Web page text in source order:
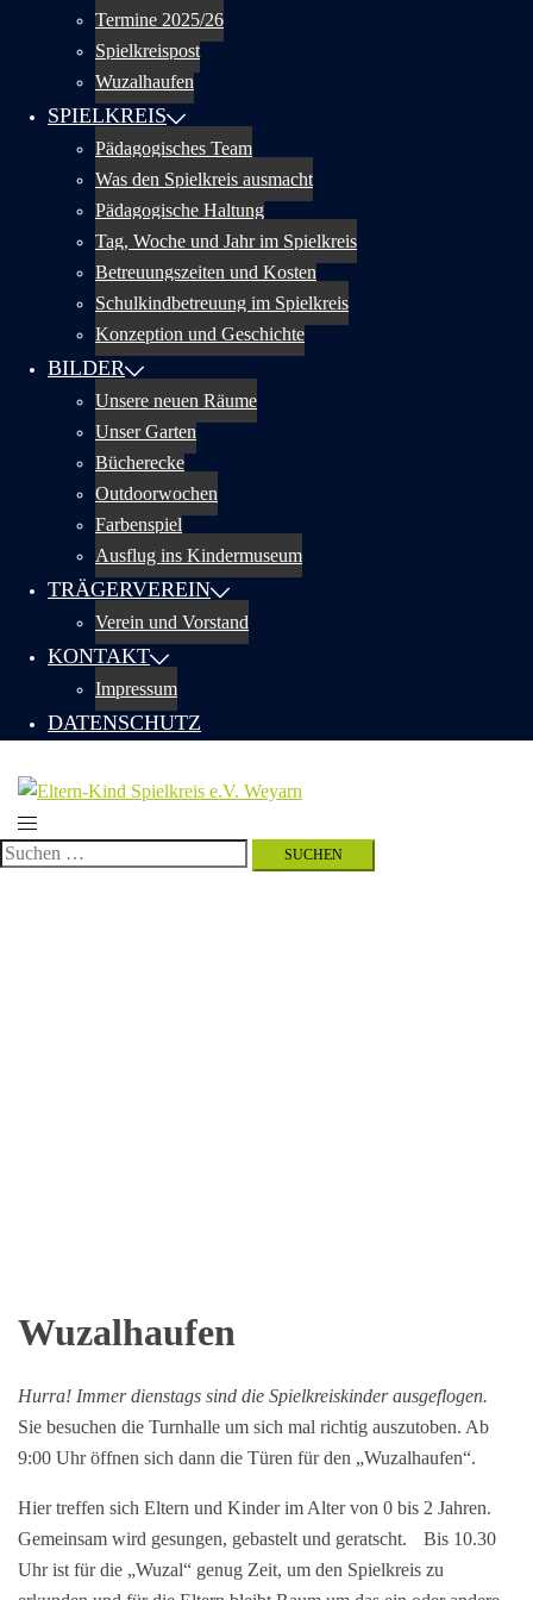
Termine 2025/26
Spielkreispost
Wuzalhaufen
SPIELKREIS
Pädagogisches Team
Was den Spielkreis ausmacht
Pädagogische Haltung
Tag, Woche und Jahr im Spielkreis
Betreuungszeiten und Kosten
Schulkindbetreuung im Spielkreis
Konzeption und Geschichte
BILDER
Unsere neuen Räume
Unser Garten
Bücherecke
Outdoorwochen
Farbenspiel
Ausflug ins Kindermuseum
TRÄGERVEREIN
Verein und Vorstand
KONTAKT
Impressum
DATENSCHUTZ
Menü
umschalten
Suchen
Wuzalhaufen
Hurra! Immer dienstags sind die Spielkreiskinder ausgeflogen.
Sie besuchen die Turnhalle um sich mal richtig auszutoben. Ab
9:00 Uhr öffnen sich dann die Türen für den „Wuzalhaufen“.
Hier treffen sich Eltern und Kinder im Alter von 0 bis 2 Jahren.
Gemeinsam wird gesungen, gebastelt und geratscht. Bis 10.30
Uhr ist für die „Wuzal“ genug Zeit, um den Spielkreis zu